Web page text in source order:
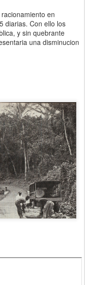
en
diarias. Con ello los
y sin quebrante
una disminucion